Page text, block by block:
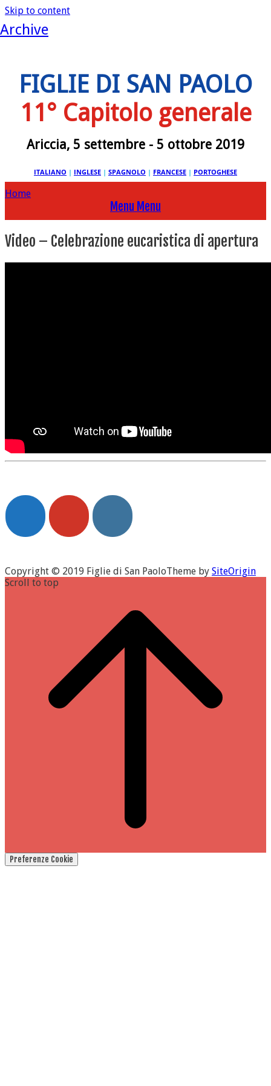
Skip to content
FIGLIE DI SAN PAOLO
11° Capitolo generale
Ariccia, 5 settembre - 5 ottobre 2019
ITALIANO | INGLESE | SPAGNOLO | FRANCESE | PORTOGHESE
Home
Menu Menu
Archive
Video – Celebrazione eucaristica di apertura
Copyright © 2019 Figlie di San PaoloTheme by SiteOrigin
Scroll to top
Preferenze Cookie